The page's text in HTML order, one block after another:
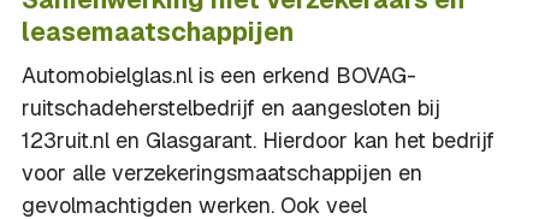
leasemaatschappijen
Automobielglas.nl is een erkend BOVAG-
ruitschadeherstelbedrijf en aangesloten bij
123ruit.nl en Glasgarant. Hierdoor kan het bedrijf
voor alle verzekeringsmaatschappijen en
gevolmachtigden werken. Ook veel